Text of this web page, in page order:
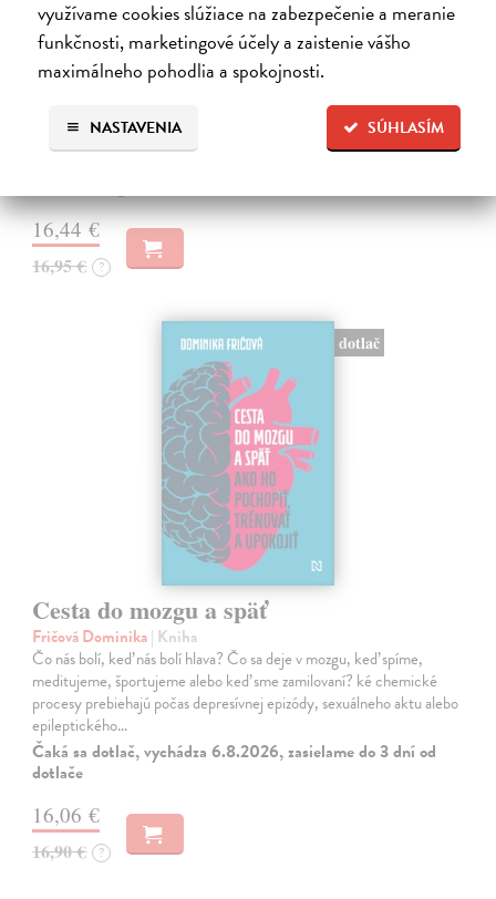
využívame cookies slúžiace na zabezpečenie a meranie
funkčnosti, marketingové účely a zaistenie vášho
maximálneho pohodlia a spokojnosti.
SÚHLASÍM
NASTAVENIA
Sociálne siete musia byť zničené
Marec Samo| Kniha
vzťahy, rozkladajú spoločnosť a deformujú politiku. Máme sa horšie,
nerozumieme si a nedokážeme riešiť problémy, lebo sa nedokážeme
16,44 €
16,95 € ?
dotlač
Cesta do mozgu a späť
Fričová Dominika| Kniha
Čo nás bolí, keď nás bolí hlava? Čo sa deje v mozgu, keď spíme,
meditujeme, športujeme alebo keď sme zamilovaní? ké chemické
procesy prebiehajú počas depresívnej epizódy, sexuálneho aktu alebo
epileptického…
Čaká sa dotlač, vychádza 6.8.2026, zasielame do 3 dní od
dotlače
16,06 €
16,90 € ?